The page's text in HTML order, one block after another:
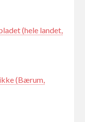
(hele landet,
(Bærum,